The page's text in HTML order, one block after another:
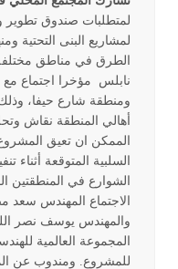
لمتطلبات صندوق تطوير
لمشاريع البنى التحتية
الطرق في مناطق
نابلس مؤخرا اجتماع
ومنطقة شارع حيفا،
أهالي المنطقة نقاش
الممكن ان تعيق المشروع
السلبية المتوقعة أثناء
الشوارع في المنطقتين
الاجتماع المهندس سعد
والمهندس يوسف نصر
المجموعة العالمية
للمشروع. ومندوب عن